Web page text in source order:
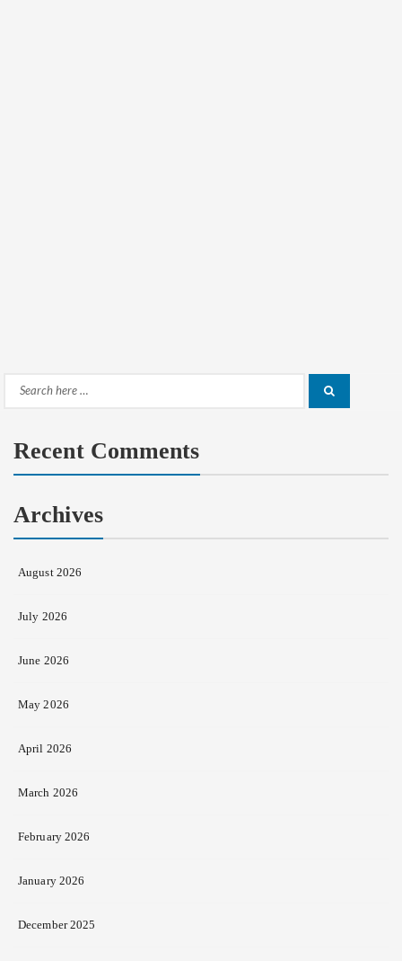
Search
Recent Comments
Archives
August 2026
July 2026
June 2026
May 2026
April 2026
March 2026
February 2026
January 2026
December 2025